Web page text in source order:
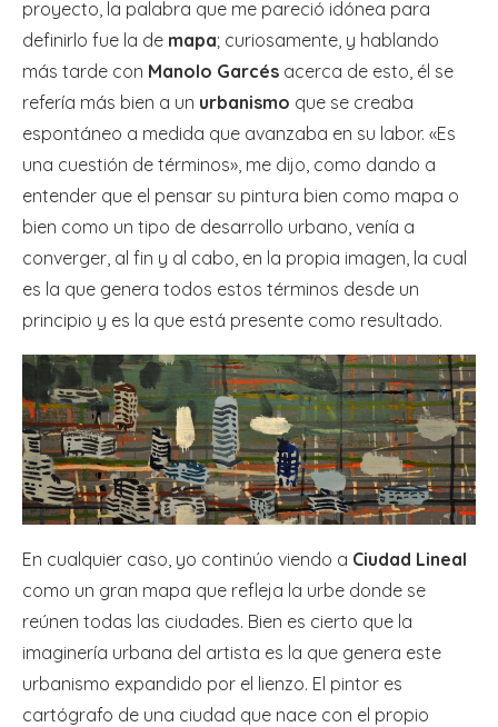
proyecto, la palabra que me pareció idónea para
definirlo fue la de mapa; curiosamente, y hablando
más tarde con Manolo Garcés acerca de esto, él se
refería más bien a un urbanismo que se creaba
espontáneo a medida que avanzaba en su labor. «Es
una cuestión de términos», me dijo, como dando a
entender que el pensar su pintura bien como mapa o
bien como un tipo de desarrollo urbano, venía a
converger, al fin y al cabo, en la propia imagen, la cual
es la que genera todos estos términos desde un
principio y es la que está presente como resultado.
En cualquier caso, yo continúo viendo a Ciudad Lineal
como un gran mapa que refleja la urbe donde se
reúnen todas las ciudades. Bien es cierto que la
imaginería urbana del artista es la que genera este
urbanismo expandido por el lienzo. El pintor es
cartógrafo de una ciudad que nace con el propio